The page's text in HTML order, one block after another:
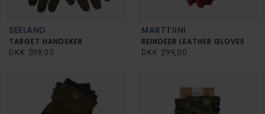
SEELAND
TARGET HANDSKER
DKK 399,00
MARTTIINI
REINDEER LEATHER GLOVES
DKK 299,00